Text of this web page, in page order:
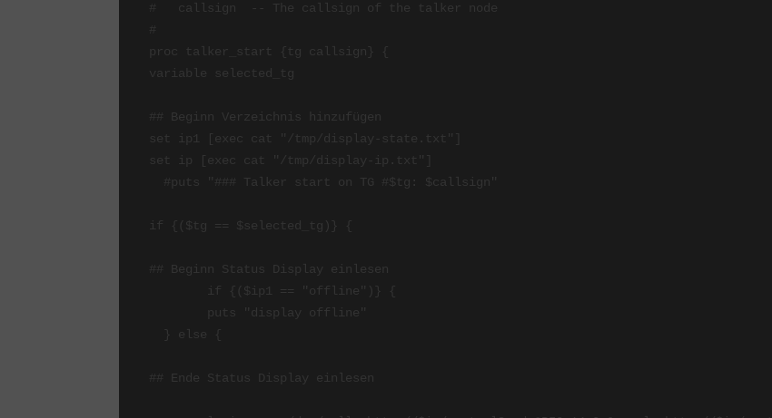
#   callsign  -- The callsign of the talker node
proc talker_start {tg callsign} {
variable selected_tg
## Beginn Verzeichnis hinzufügen
set ip1 [exec cat "/tmp/display-state.txt"]
set ip [exec cat "/tmp/display-ip.txt"]
if {($tg == $selected_tg)} {
## Beginn Status Display einlesen
## Ende Status Display einlesen